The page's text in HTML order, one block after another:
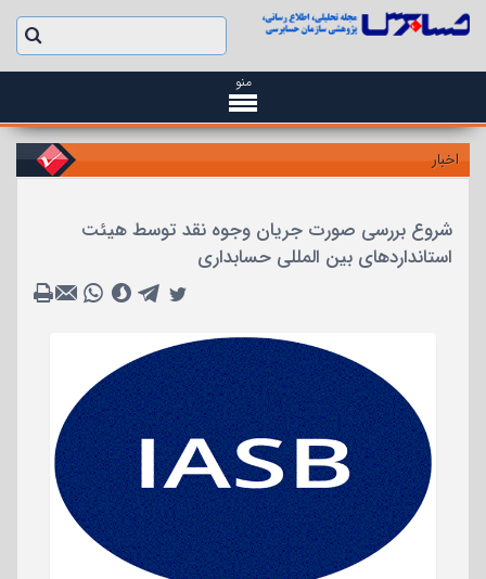
منو
اخبار
شروع بررسی صورت جریان وجوه نقد توسط هیئت
استانداردهای بین المللی حسابداری